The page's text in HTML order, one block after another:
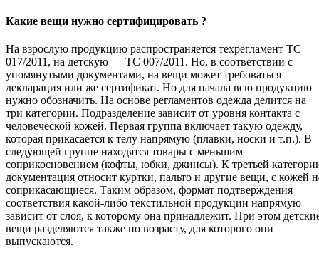
Какие вещи нужно сертифицировать ?
На взрослую продукцию распространяется техрегламент ТС
017/2011, на детскую — ТС 007/2011. Но, в соответствии с
упомянутыми документами, на вещи может требоваться
декларация или же сертификат. Но для начала всю продукцию
нужно обозначить. На основе регламентов одежда делится на
три категории. Подразделение зависит от уровня контакта с
человеческой кожей. Первая группа включает такую одежду,
которая прикасается к телу напрямую (плавки, носки и т.п.). В
следующей группе находятся товары с меньшим
соприкосновением (кофты, юбки, джинсы). К третьей
документация относит куртки, пальто и другие вещи, с кожей
соприкасающиеся. Таким образом, формат подтверждения
соответствия какой-либо текстильной продукции напрямую
зависит от слоя, к которому она принадлежит. При этом
вещи разделяются также по возрасту, для которого они
выпускаются.